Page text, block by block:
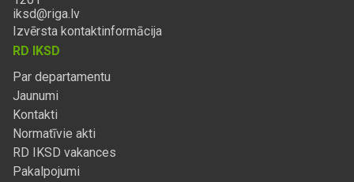
iksd@riga.lv
Izvērsta kontaktinformācija
RD IKSD
Par departamentu
Jaunumi
Kontakti
Normatīvie akti
RD IKSD vakances
Pakalpojumi